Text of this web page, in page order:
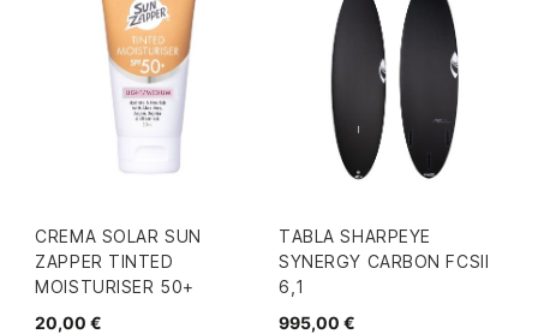
CREMA SOLAR SUN
ZAPPER TINTED
MOISTURISER 50+
20,00 €
TABLA SHARPEYE
SYNERGY CARBON FCSII
6,1
995,00 €